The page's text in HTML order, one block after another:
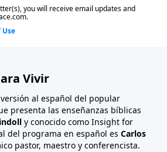
Vivir
al español del popular
presenta las enseñanzas bíblicas
y conocido como Insight for
del programa en español es Carlos
pastor, maestro y conferencista.